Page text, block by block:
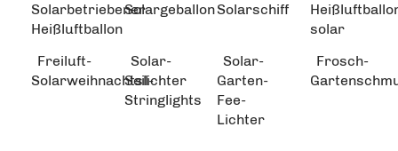
Solarbetriebener
Heißluftballon
SolargeballonSolarschiff
solar
Freiluft-
Solarweihnachtslichter
Solar-
Seil-
Stringlights
Solar-
Garten-
Fee-
Lichter
Frosch-